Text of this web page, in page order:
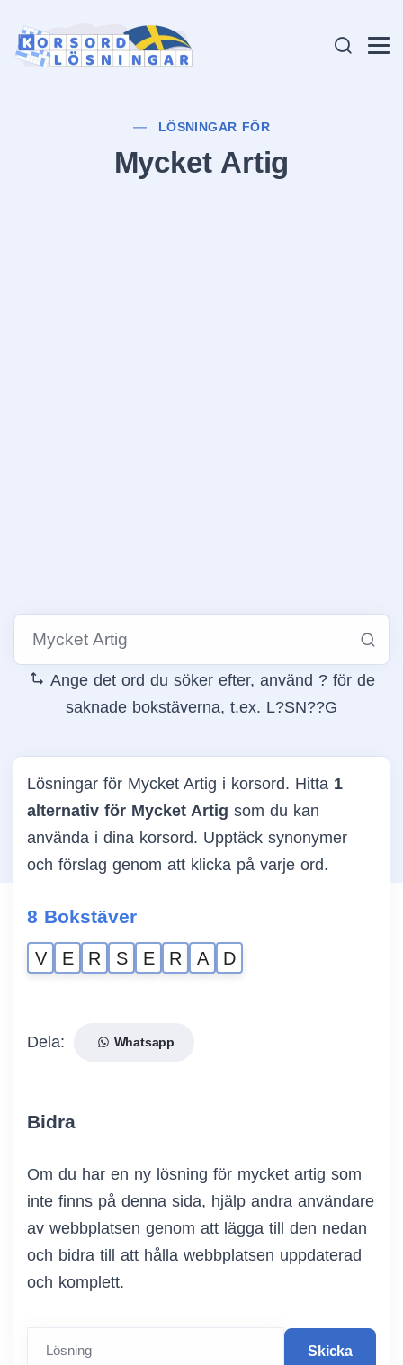
LÖSNINGAR FÖR
Mycket Artig
Ange det ord du söker efter, använd ? för de
saknade bokstäverna, t.ex. L?SN??G
Lösningar för Mycket Artig i korsord. Hitta 1
alternativ för Mycket Artig som du kan
använda i dina korsord. Upptäck synonymer
och förslag genom att klicka på varje ord.
8 Bokstäver
V E R S E R A D
Dela: Whatsapp
Bidra
Om du har en ny lösning för mycket artig som
inte finns på denna sida, hjälp andra användare
av webbplatsen genom att lägga till den nedan
och bidra till att hålla webbplatsen uppdaterad
och komplett.
Lösning Skicka